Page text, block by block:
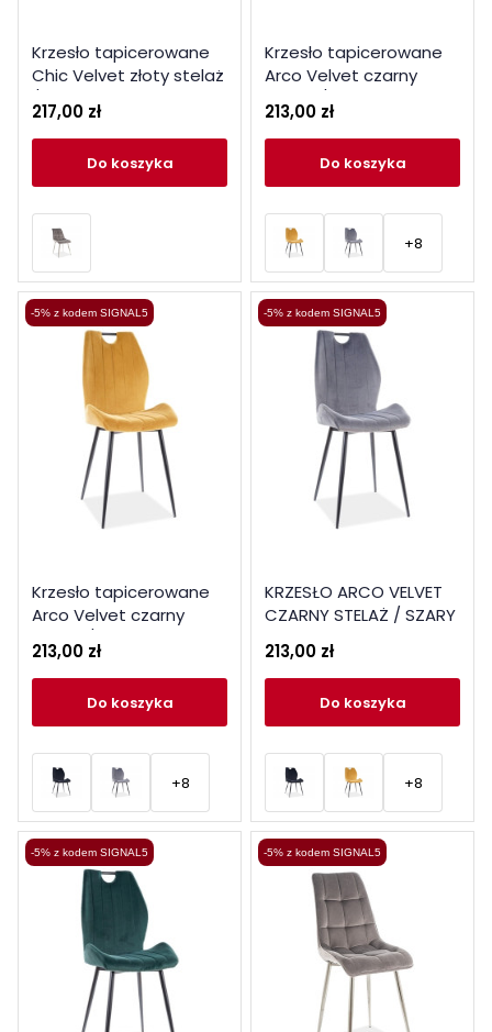
Krzesło tapicerowane
Chic Velvet złoty stelaż
/ beż bluvel 28
217,00 zł
do koszyka
Krzesło tapicerowane
Arco Velvet czarny
stelaż / czarny bluvel 19
213,00 zł
do koszyka
+8
-5% z kodem SIGNAL5
Krzesło tapicerowane
Arco Velvet czarny
stelaż / curry bluvel 68
213,00 zł
do koszyka
+8
-5% z kodem SIGNAL5
KRZESŁO ARCO VELVET
CZARNY STELAŻ / SZARY
BLUVEL 14
213,00 zł
do koszyka
+8
-5% z kodem SIGNAL5 -5% z kodem SIGNAL5